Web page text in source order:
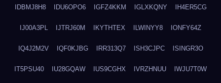
IDBMJ8H8 IDU6OPO6 IGFZ4KKM IGLXKQNY IH4ER5CG
IJ00A3PL IJTRJ60M IKYTHTEX ILWINYY8 IONFY64Z
IQ4J2M2V IQF0KJBG IRR313Q7 ISH3CJPC ISINGR3O
IT5PSU40 IU28GQAW IUS9CGHX IVRZHNUU IWJU7T0W